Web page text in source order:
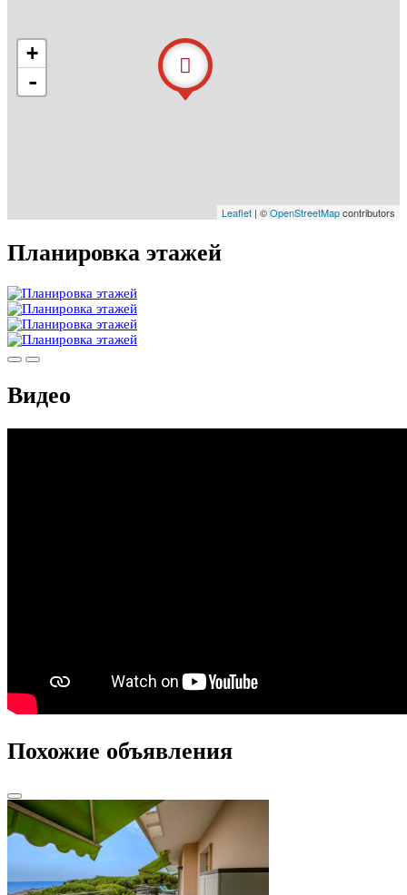
+
-
Leaflet | ©OpenStreetMapcontributors
Планировка этажей
Видео
Похожие объявления